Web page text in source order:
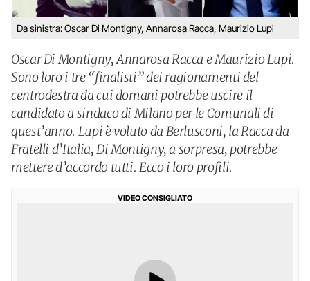
Da sinistra: Oscar Di Montigny, Annarosa Racca, Maurizio Lupi
Oscar Di Montigny, Annarosa Racca e Maurizio Lupi.
Sono loro i tre “finalisti” dei ragionamenti del
centrodestra da cui domani potrebbe uscire il
candidato a sindaco di Milano per le Comunali di
quest’anno. Lupi è voluto da Berlusconi, la Racca da
Fratelli d’Italia, Di Montigny, a sorpresa, potrebbe
mettere d’accordo tutti. Ecco i loro profili.
VIDEO CONSIGLIATO